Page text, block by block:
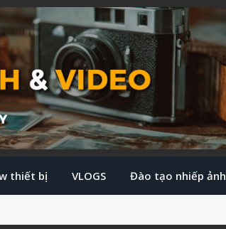
thiết bị VLOGS Đào tạo nhiếp ảnh